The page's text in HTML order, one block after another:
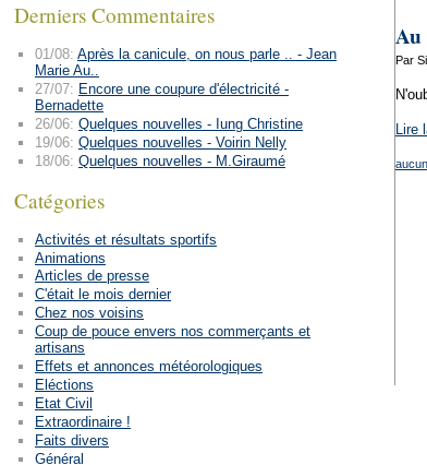
Au
Par
Lire
Derniers Commentaires
01/08: Après la canicule, on nous parle .. - Jean
Marie Au..
27/07: Encore une coupure d'électricité -
Bernadette
26/06: Quelques nouvelles - Iung Christine
19/06: Quelques nouvelles - Voirin Nelly
18/06: Quelques nouvelles - M.Giraumé
Catégories
Activités et résultats sportifs
Animations
Articles de presse
C'était le mois dernier
Chez nos voisins
Coup de pouce envers nos commerçants et
artisans
Effets et annonces météorologiques
Eléctions
Etat Civil
Extraordinaire !
Faits divers
Général